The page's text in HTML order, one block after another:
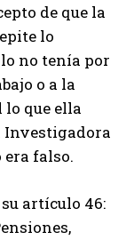
de que la
lo
no tenía por
o a la
lo que ella
Investigadora
era falso.
su artículo 46: